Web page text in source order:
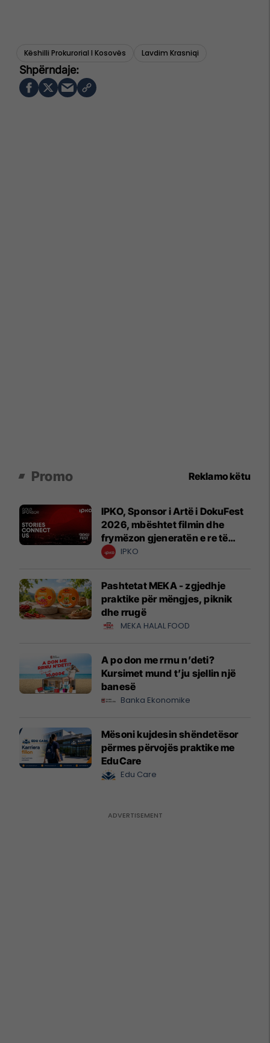
Këshilli Prokurorial I Kosovës Lavdim Krasniqi
Promo Reklamo këtu
IPKO, Sponsor i Artë i DokuFest
2026, mbështet filmin dhe
frymëzon gjeneratën e re të
krijuesve
IPKO
Pashtetat MEKA - zgjedhje
praktike për mëngjes, piknik
dhe rrugë
MEKA HALAL FOOD
A po don me rrnu n’deti?
Kursimet mund t’ju sjellin një
banesë
Banka Ekonomike
Mësoni kujdesin shëndetësor
përmes përvojës praktike me
EduCare
Edu Care